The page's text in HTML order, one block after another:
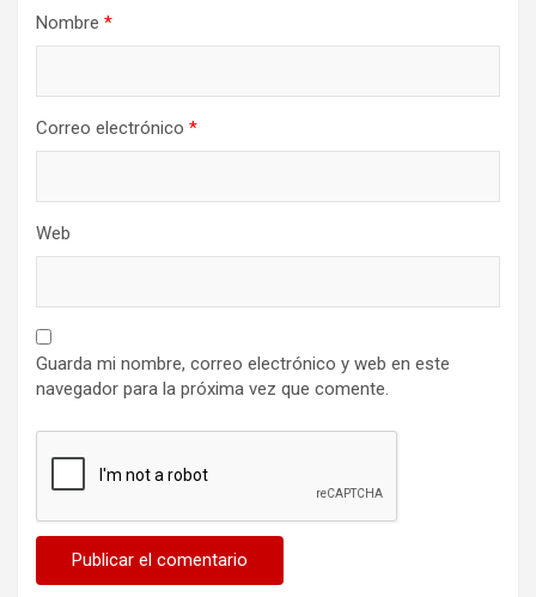
Nombre *
Correo electrónico *
Web
Guarda mi nombre, correo electrónico y web en este
navegador para la próxima vez que comente.